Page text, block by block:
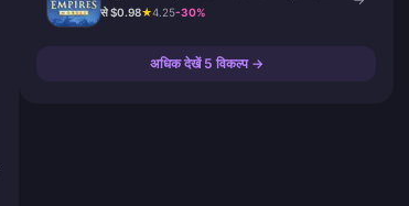
Coins
से $0.98★4.25-30%
अधिक देखें 5 विकल्प →